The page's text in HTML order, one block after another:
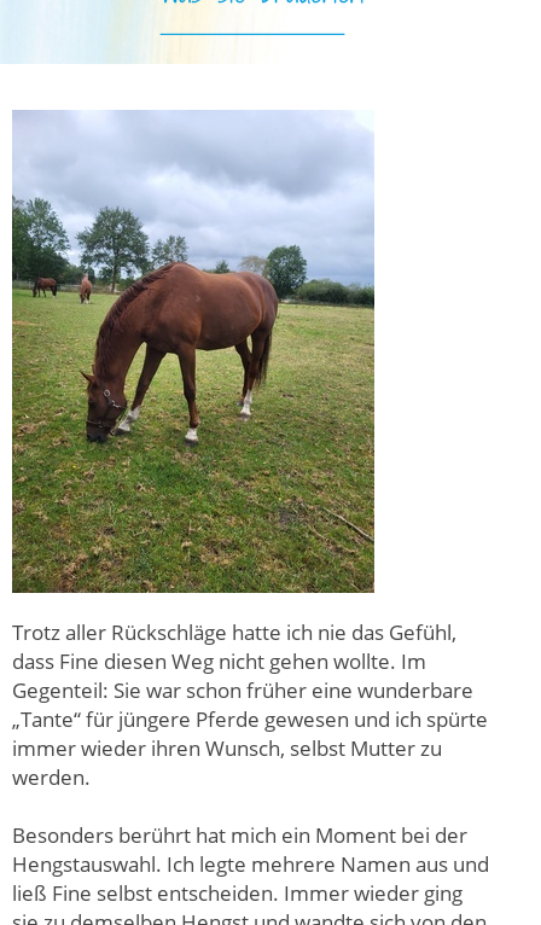
Trotz aller Rückschläge hatte ich nie das Gefühl,
dass Fine diesen Weg nicht gehen wollte. Im
Gegenteil: Sie war schon früher eine wunderbare
„Tante“ für jüngere Pferde gewesen und ich spürte
immer wieder ihren Wunsch, selbst Mutter zu
werden.
Besonders berührt hat mich ein Moment bei der
Hengstauswahl. Ich legte mehrere Namen aus und
ließ Fine selbst entscheiden. Immer wieder ging